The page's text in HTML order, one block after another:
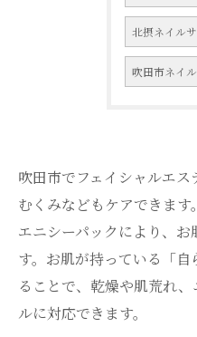
北摂ネイル
吹田市ネイ
吹田市でフェイシャルエス
むくみなどもケアできま
エニシーパックにより、
す。お肌が持っている「
ることで、乾燥や肌荒れ
ルに対応できます。